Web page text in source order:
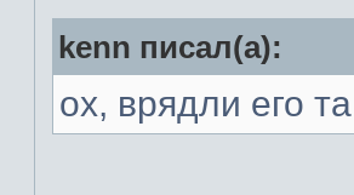
kenn писал(а):
ох, врядли его